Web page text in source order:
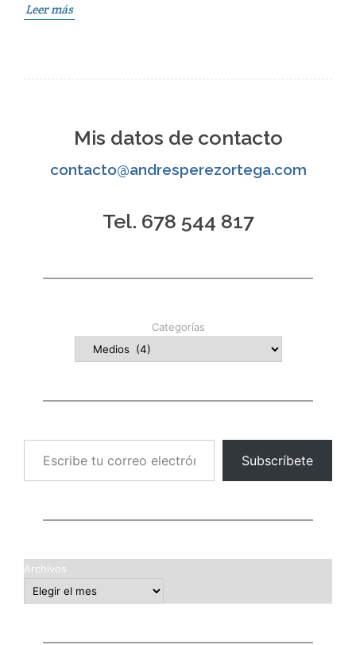
Leer más
Mis datos de contacto
contacto@andresperezortega.com
Tel. 678 544 817
Categorías
Escribe tu correo electrónico…
Subscríbete
Archivos